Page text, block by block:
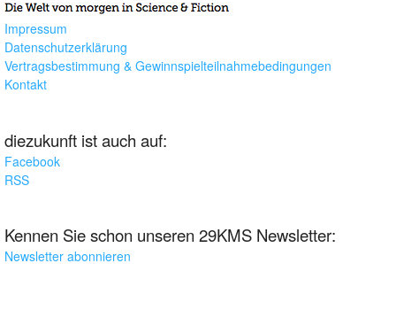
Impressum
Datenschutzerklärung
Vertragsbestimmung & Gewinnspielteilnahmebedingungen
Kontakt
diezukunft ist auch auf:
Facebook
RSS
Kennen Sie schon unseren 29KMS Newsletter:
Newsletter abonnieren